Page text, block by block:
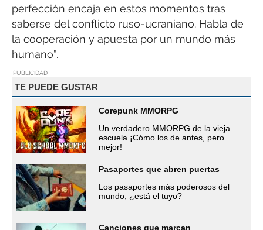
perfección encaja en estos momentos tras
saberse del conflicto ruso-ucraniano. Habla de
la cooperación y apuesta por un mundo más
humano”.
PUBLICIDAD
TE PUEDE GUSTAR
Corepunk MMORPG
Un verdadero MMORPG de la vieja
escuela ¡Cómo los de antes, pero
mejor!
Pasaportes que abren puertas
Los pasaportes más poderosos del
mundo, ¿está el tuyo?
Canciones que marcan